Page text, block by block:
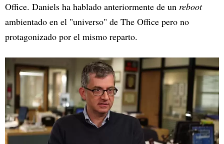
Office. Daniels ha hablado anteriormente de un reboot
ambientado en el "universo" de The Office pero no
protagonizado por el mismo reparto.